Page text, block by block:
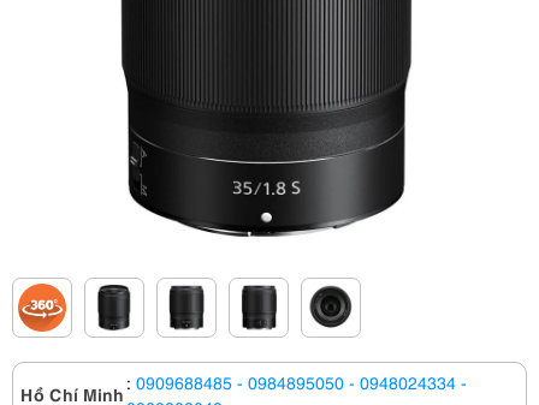
Hồ Chí Minh : 0909688485 - 0984895050 - 0948024334 -